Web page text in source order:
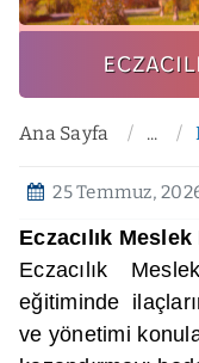
Ana Sayfa ...
25 Temmuz,
Eczacılık
Eczacılık
eğitiminde
ve yönetimi